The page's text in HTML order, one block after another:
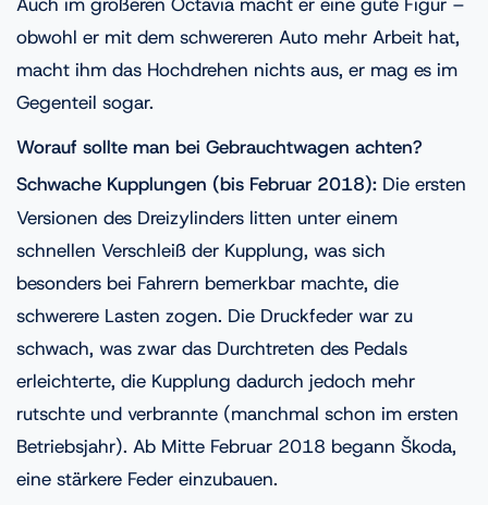
obwohl er mit dem schwereren Auto mehr Arbeit hat,
macht ihm das Hochdrehen nichts aus, er mag es im
Gegenteil sogar.
Worauf sollte man bei Gebrauchtwagen achten?
Schwache Kupplungen (bis Februar 2018): Die ersten
Versionen des Dreizylinders litten unter einem
schnellen Verschleiß der Kupplung, was sich
besonders bei Fahrern bemerkbar machte, die
schwerere Lasten zogen. Die Druckfeder war zu
schwach, was zwar das Durchtreten des Pedals
erleichterte, die Kupplung dadurch jedoch mehr
rutschte und verbrannte (manchmal schon im ersten
Betriebsjahr). Ab Mitte Februar 2018 begann Škoda,
eine stärkere Feder einzubauen.